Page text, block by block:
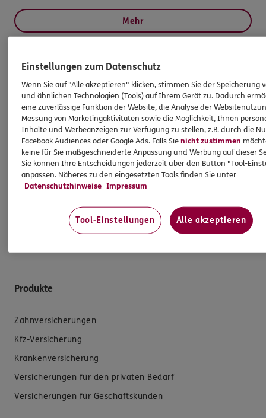
Mehr
HINWEIS
Wichtiges aus dem Vermittlerrecht
Ich bin verpflichtet, Ihnen Auskünfte zu meiner
Person zu geben. Sowohl Ihr Schutz als Verbraucher
sowie auch gesetzliche Regelungen halten mich
dazu an. Ich biete Beratung an, für die
Versicherungsvermittlung erhalte ich Provision,
ferner sonstige Zuwendungen.
Mehr Informationen
Produkte
Zahnversicherungen
Kfz-Versicherung
Krankenversicherung
Versicherungen für den privaten Bedarf
Versicherungen für Geschäftskunden
Einstellungen zum Datenschutz
Wenn Sie auf "Alle akzeptieren" klicken, stimmen Sie der Speicherung
und ähnlichen Technologien (Tools) auf Ihrem Gerät zu. Dadurch
eine zuverlässige Funktion der Website, die Analyse der
Messung von Marketingaktivitäten sowie die Möglichkeit, Ihnen
Inhalte und Werbeanzeigen zur Verfügung zu stellen, z.B. durch die
Facebook Audiences oder Google Ads. Falls Sienicht zustimmen
keine für Sie maßgeschneiderte Anpassung und Werbung auf dieser
Sie können Ihre Entscheidungen jederzeit über den Button "Tool-
anpassen. Näheres zu den eingesetzten Tools finden Sie unter
Datenschutzhinweise Impressum
Tool-Einstellungen Alle akzeptieren